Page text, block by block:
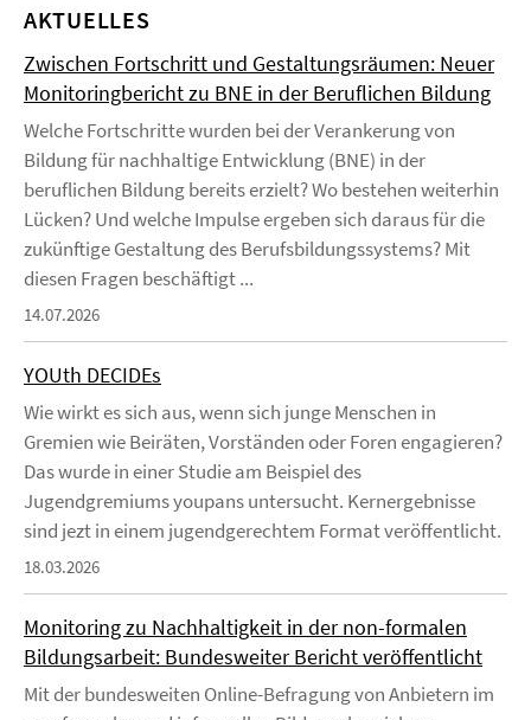
AKTUELLES
Zwischen Fortschritt und Gestaltungsräumen: Neuer
Monitoringbericht zu BNE in der Beruflichen Bildung
Welche Fortschritte wurden bei der Verankerung von
Bildung für nachhaltige Entwicklung (BNE) in der
beruflichen Bildung bereits erzielt? Wo bestehen weiterhin
Lücken? Und welche Impulse ergeben sich daraus für die
zukünftige Gestaltung des Berufsbildungssystems? Mit
diesen Fragen beschäftigt ...
14.07.2026
YOUth DECIDEs
Wie wirkt es sich aus, wenn sich junge Menschen in
Gremien wie Beiräten, Vorständen oder Foren engagieren?
Das wurde in einer Studie am Beispiel des
Jugendgremiums youpans untersucht. Kernergebnisse
sind jezt in einem jugendgerechtem Format veröffentlicht.
18.03.2026
Monitoring zu Nachhaltigkeit in der non-formalen
Bildungsarbeit: Bundesweiter Bericht veröffentlicht
Mit der bundesweiten Online-Befragung von Anbietern im